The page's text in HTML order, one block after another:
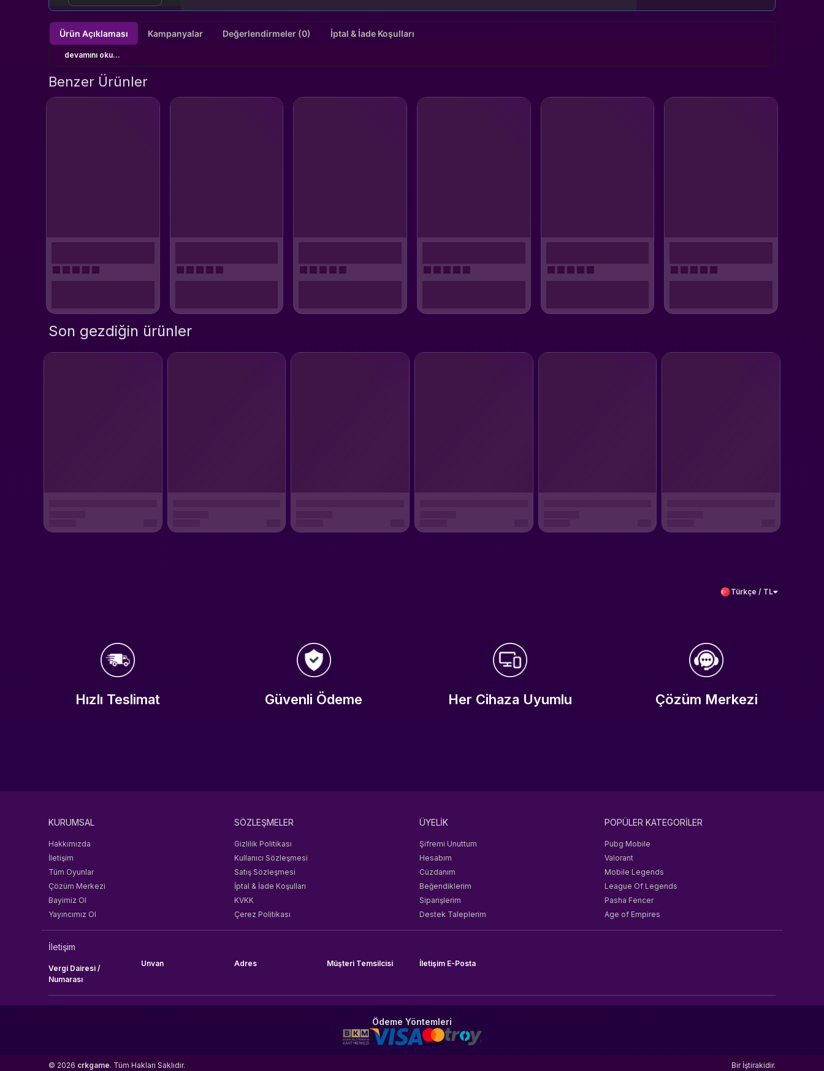
Ürün Açıklaması Kampanyalar Değerlendirmeler (0) İptal & İade Koşulları
devamını oku...
Benzer Ürünler
Son gezdiğin ürünler
Türkçe / TL
Hızlı Teslimat Güvenli Ödeme Her Cihaza Uyumlu Çözüm Merkezi
KURUMSAL
Hakkımızda
İletişim
Tüm Oyunlar
Çözüm Merkezi
Bayimiz Ol
Yayıncımız Ol
SÖZLEŞMELER
Gizlilik Politikası
Kullanıcı Sözleşmesi
Satış Sözleşmesi
İptal & İade Koşulları
KVKK
Çerez Politikası
ÜYELİK
Şifremi Unuttum
Hesabım
Cüzdanım
Beğendiklerim
Siparişlerim
Destek Taleplerim
POPÜLER KATEGORİLER
Pubg Mobile
Valorant
Mobile Legends
League Of Legends
Pasha Fencer
Age of Empires
İletişim
Vergi Dairesi /
Numarası
Unvan Adres Müşteri Temsilcisi İletişim E-Posta
Ödeme Yöntemleri
© 2026 crkgame. Tüm Hakları Saklıdır. Bir İştirakidir.